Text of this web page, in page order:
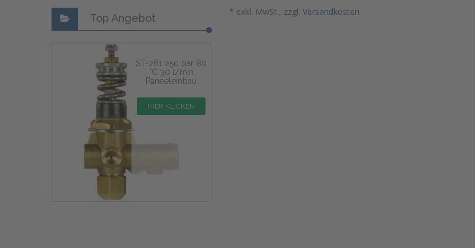
Top Angebot
ST-261 250 bar 80
°C 30 l/min
Paneeleinbau
HIER KLICKEN
* exkl. MwSt., zzgl. Versandkosten